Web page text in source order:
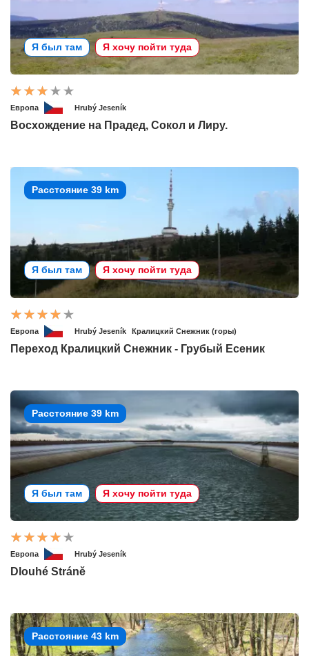
Я был там Я хочу пойти туда
Европа Hrubý Jeseník
Восхождение на Прадед, Сокол и Лиру.
Расстояние 39 km
Я был там Я хочу пойти туда
Европа Hrubý Jeseník Кралицкий Снежник (горы)
Переход Кралицкий Снежник - Грубый Есеник
Расстояние 39 km
Я был там Я хочу пойти туда
Европа Hrubý Jeseník
Dlouhé Stráně
Расстояние 43 km